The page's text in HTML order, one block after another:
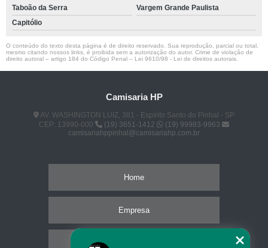
Taboão da Serra
Vargem Grande Paulista
Capitólio
O conteúdo do texto desta página é de direito reservado. Sua reprodução, parcial ou total,
mesmo citando nossos links, é proibida sem a autorização do autor. Crime de violação de
direito autoral – artigo 184 do Código Penal – Lei 9610/98 - Lei de direitos autorais
Camisaria HP
AV. WASHINGTON LUIZ, 381 - Espírito Santo do Pinhal - SP
CEP: 13990-000
(19) 3651-1412
(19) 99983-9963
camisariahppinhal@camisariahp.com.br
Home
Empresa